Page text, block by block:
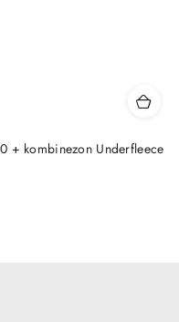
+ kombinezon Underfleece